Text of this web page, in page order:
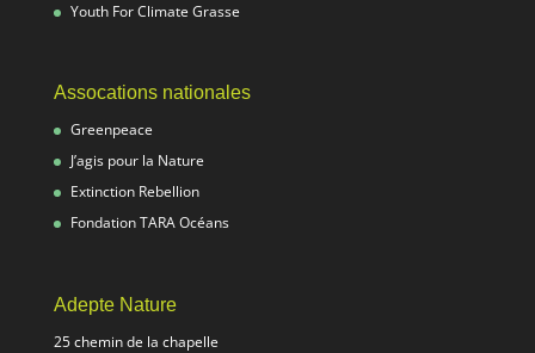
Youth For Climate Grasse
Assocations nationales
Greenpeace
J’agis pour la Nature
Extinction Rebellion
Fondation TARA Océans
Adepte Nature
25 chemin de la chapelle